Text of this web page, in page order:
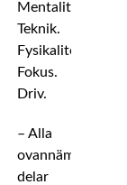
Mentalitet.
Teknik.
Fysikalitet.
Fokus.
Driv.
– Alla
ovannämnda
delar